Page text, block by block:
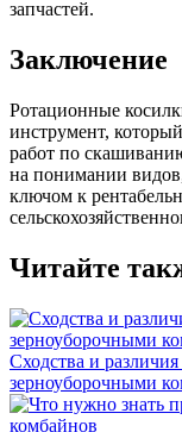
запчастей.
Заключение
Ротационные
инструмент,
работ по
на понимании
ключом к
Читайте
Сходства и
зерноуборочными